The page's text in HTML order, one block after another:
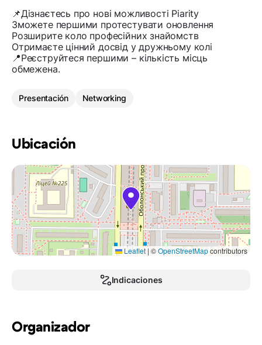
📌Дізнаєтесь про нові можливості Piarity
Зможете першими протестувати оновлення
Розширите коло професійних знайомств
Отримаєте цінний досвід у дружньому колі
📍Реєструйтеся першими – кількість місць
обмежена.
Presentación Networking
Ubicación
Leaflet | ©OpenStreetMapcontributors
Indicaciones
Organizador